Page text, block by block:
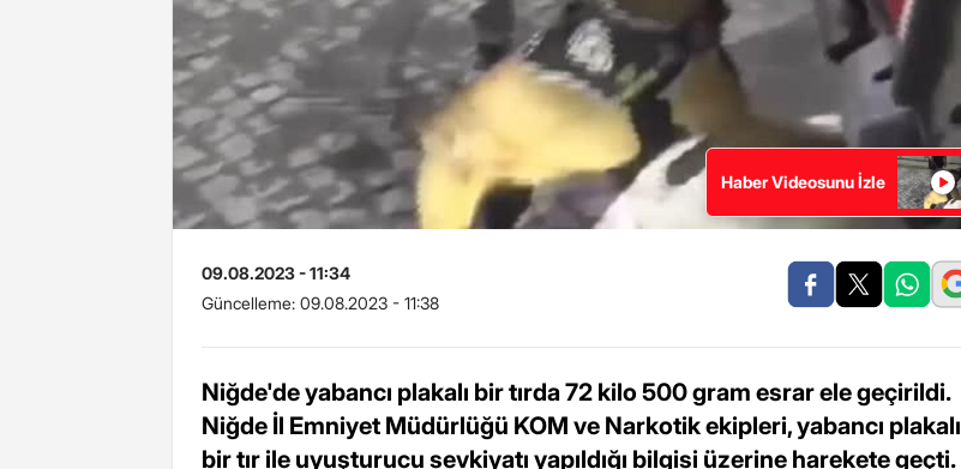
Haber Videosunu İzle
09.08.2023 - 11:34
Güncelleme: 09.08.2023 - 11:38
Niğde'de yabancı plakalı bir tırda 72 kilo 500 gram esrar ele geçirildi.
Niğde İl Emniyet Müdürlüğü KOM ve Narkotik ekipleri, yabancı plakalı
bir tır ile uyuşturucu sevkiyatı yapıldığı bilgisi üzerine harekete geçti.